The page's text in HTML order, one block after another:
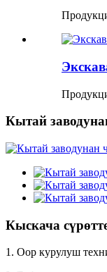
Кытай
Кыскача
1. Оор курулуш